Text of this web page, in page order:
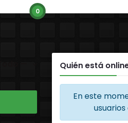
0
Quién está
En este